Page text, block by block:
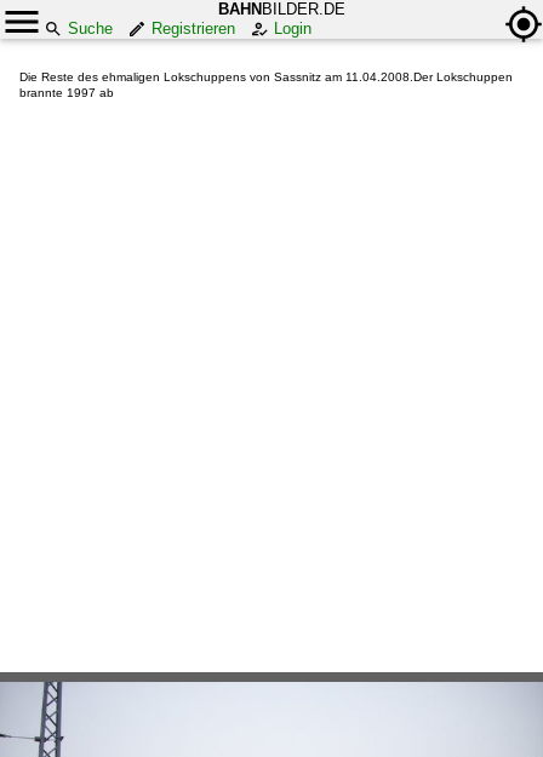
BAHN BILDER.DE
Suche
Registrieren Login
Die Reste des ehmaligen Lokschuppens von Sassnitz am 11.04.2008.Der Lokschuppen
brannte 1997 ab